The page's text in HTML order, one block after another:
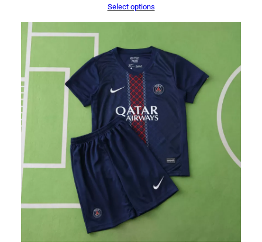
Select options